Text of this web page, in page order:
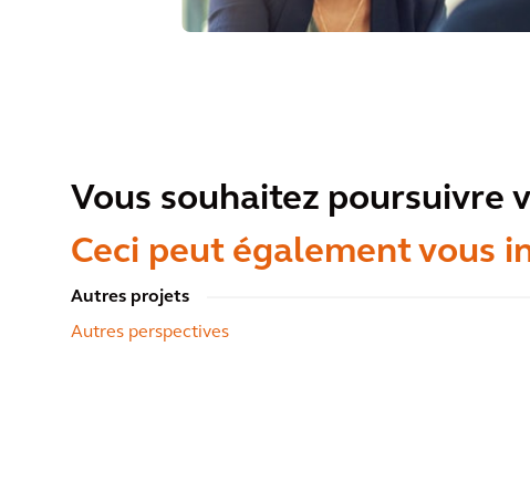
Vous souhaitez poursuivre
Ceci peut également vous
Autres projets
Autres perspectives